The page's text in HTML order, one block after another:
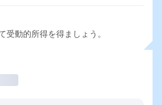
受動的所得を得ましょう。